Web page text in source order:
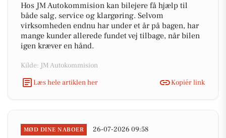
Hos JM Autokommision kan bilejere få hjælp til
både salg, service og klargøring. Selvom
virksomheden endnu har under et år på bagen, har
mange kunder allerede fundet vej tilbage, når bilen
igen kræver en hånd.
Kilde: JM Autokommision
Læs hele artiklen her
Kopiér link
MØD DINE NABOER 26-07-2026 09:58